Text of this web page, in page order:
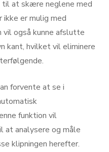
at skære neglene med
ikke er mulig med
også kunne afslutte
kant, hvilket vil eliminere
forvente at se i
funktion vil
analysere og måle
klipningen herefter.